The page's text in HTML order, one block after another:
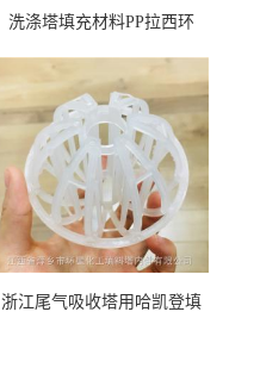
洗涤塔填充材料PP拉西环
浙江尾气吸收塔用哈凯登填